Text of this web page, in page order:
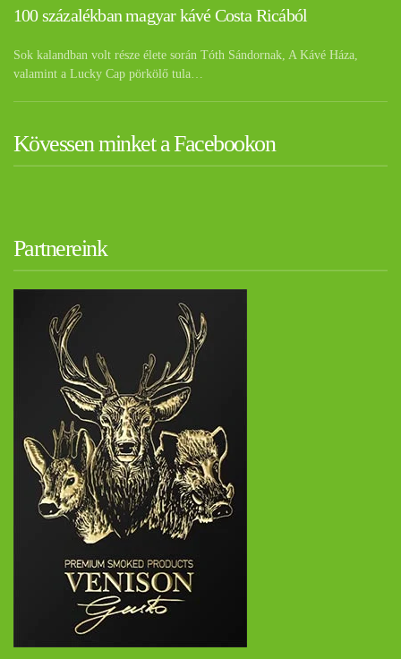
100 százalékban magyar kávé Costa Ricából
Sok kalandban volt része élete során Tóth Sándornak, A Kávé Háza,
valamint a Lucky Cap pörkölő tula…
Kövessen minket a Facebookon
Partnereink